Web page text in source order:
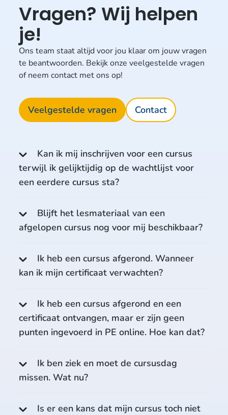
Vragen? Wij helpen
je!
Ons team staat altijd voor jou klaar om jouw vragen
te beantwoorden. Bekijk onze veelgestelde vragen
of neem contact met ons op!
Veelgestelde vragen Contact
Kan ik mij inschrijven voor een cursus
terwijl ik gelijktijdig op de wachtlijst voor
een eerdere cursus sta?
Blijft het lesmateriaal van een
afgelopen cursus nog voor mij beschikbaar?
Ik heb een cursus afgerond. Wanneer
kan ik mijn certificaat verwachten?
Ik heb een cursus afgerond en een
certificaat ontvangen, maar er zijn geen
punten ingevoerd in PE online. Hoe kan dat?
Ik ben ziek en moet de cursusdag
missen. Wat nu?
Is er een kans dat mijn cursus toch niet